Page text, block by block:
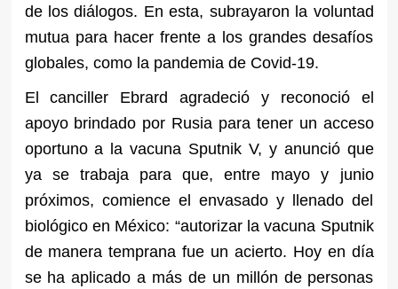
de los diálogos. En esta, subrayaron la voluntad
mutua para hacer frente a los grandes desafíos
globales, como la pandemia de Covid-19.
El canciller Ebrard agradeció y reconoció el
apoyo brindado por Rusia para tener un acceso
oportuno a la vacuna Sputnik V, y anunció que
ya se trabaja para que, entre mayo y junio
próximos, comience el envasado y llenado del
biológico en México: “autorizar la vacuna Sputnik
de manera temprana fue un acierto. Hoy en día
se ha aplicado a más de un millón de personas